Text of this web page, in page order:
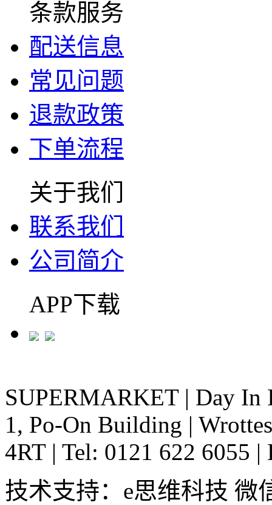
条款服务
配送信息
常见问题
退款政策
下单流程
关于我们
联系我们
公司简介
APP下载
SUPERMARKET | Day In
1, Po-On Building |
4RT | Tel: 0121 622 6055 |
技术支持：e思维科技 微